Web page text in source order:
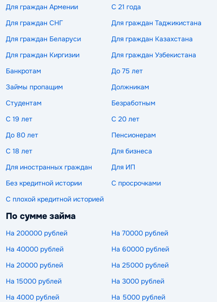
Для граждан Армении
С 21 года
Для граждан СНГ
Для граждан Таджикистана
Для граждан Беларуси
Для граждан Казахстана
Для граждан Киргизии
Для граждан Узбекистана
Банкротам
До 75 лет
Займы пропащим
Должникам
Студентам
Безработным
С 19 лет
С 20 лет
До 80 лет
Пенсионерам
С 18 лет
Для бизнеса
Для иностранных граждан
Для ИП
Без кредитной истории
С просрочками
С плохой кредитной историей
По сумме займа
На 200000 рублей
На 70000 рублей
На 40000 рублей
На 60000 рублей
На 20000 рублей
На 25000 рублей
На 15000 рублей
На 3000 рублей
На 4000 рублей
На 5000 рублей